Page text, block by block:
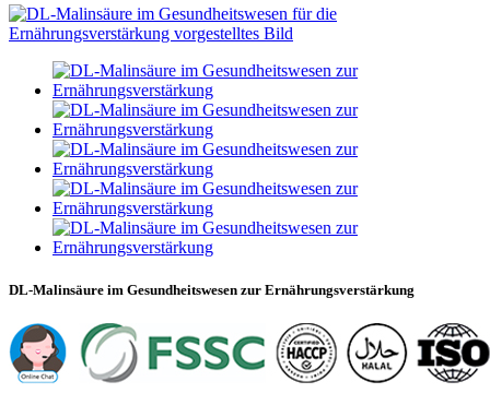
DL-Malinsäure im Gesundheitswesen zur Ernährungsverstärkung